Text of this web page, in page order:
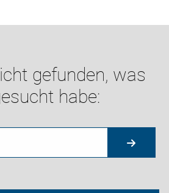
gefunden, was
habe: